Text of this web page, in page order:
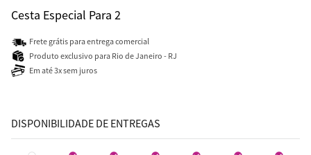
Cesta Especial Para 2
Frete grátis para entrega comercial
Produto exclusivo para Rio de Janeiro - RJ
Em até 3x sem juros
DISPONIBILIDADE DE ENTREGAS